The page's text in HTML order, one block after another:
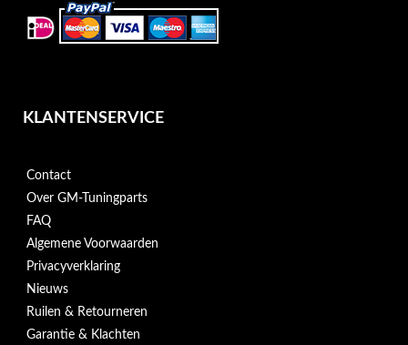
KLANTENSERVICE
Contact
Over GM-Tuningparts
FAQ
Algemene Voorwaarden
Privacyverklaring
Nieuws
Ruilen & Retourneren
Garantie & Klachten